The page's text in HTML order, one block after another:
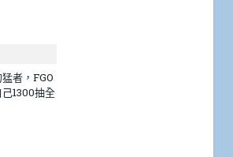
者，FGO
1300抽全